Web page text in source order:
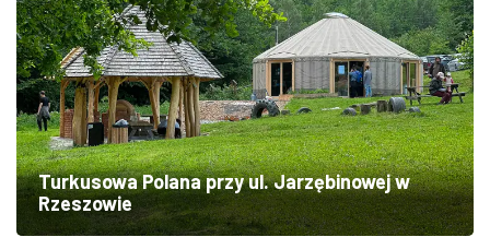
Turkusowa Polana przy ul. Jarzębinowej w
Rzeszowie